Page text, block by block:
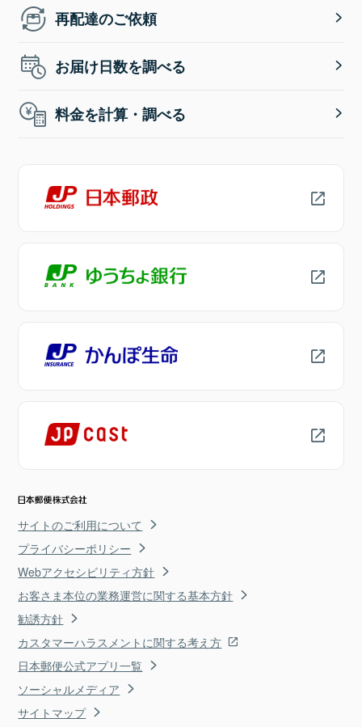
再配達のご依頼
お届け日数を調べる
料金を計算・調べる
サイトのご利用について
プライバシーポリシー
Webアクセシビリティ方針
お客さま本位の業務運営に関する基本方針
勧誘方針
カスタマーハラスメントに関する考え方
日本郵便公式アプリ一覧
ソーシャルメディア
サイトマップ